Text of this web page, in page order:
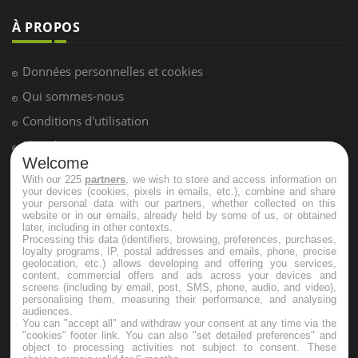
LES MALADIES
pression artérielle chute au lever
globules rouges aux conséquences
Maladie de Charcot (Sclérose latérale
amyotrophique)
Welcome
With our 225 partners , we wish to store and access information on
your devices (cookies, pixels in emails, etc.), combine and share
your personal data with our partners, whether collected on this
website or in our emails, already held by some of us, or obtained
later, including in other contexts.
Processing this data (identifiers, browsing, preferences, purchases,
loyalty programs, IP, postal addresses and emails, phone, precise
geolocation, etc.) allows developing and offering you services,
content, commercial offers and ads across your devices and
screens (including by email, post, SMS, phone, audio, and video),
personalising them, measuring their performance, and analysing
audiences.
You can "accept all" and withdraw your consent at any time via the
"cookies" footer link . You can also "set detailed preferences" and
object to processing activities not subject to consent. These